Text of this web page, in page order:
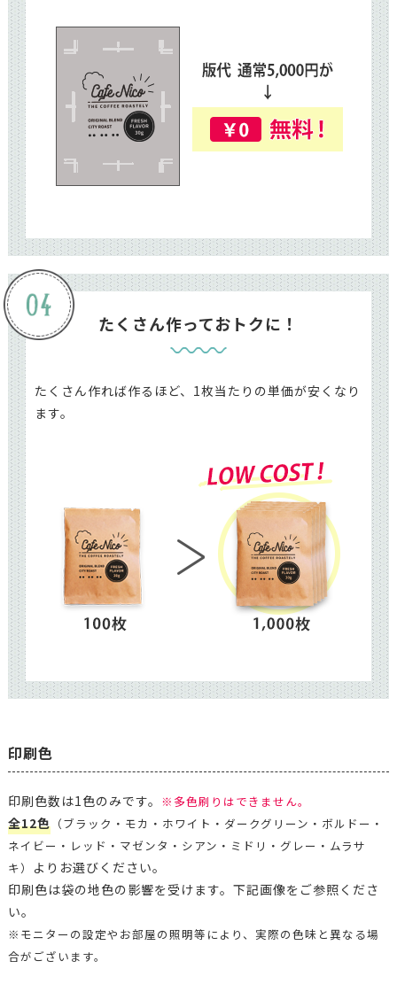
たくさん作っておトクに！
たくさん作れば作るほど、1枚当たりの単価が安くなり
ます。
印刷色
印刷色数は1色のみです。 ※多色刷りはできません。
全12色（ブラック・モカ・ホワイト・ダークグリーン・ボルドー・
ネイビー・レッド・マゼンタ・シアン・ミドリ・グレー・ムラサ
キ）
よりお選びください。
印刷色は袋の地色の影響を受けます。下記画像をご参照くださ
い。
※モニターの設定やお部屋の照明等により、実際の色味と異なる場
合がございます。